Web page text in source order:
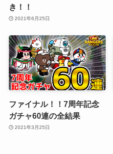
き！！
2021年6月25日
ファイナル！！7周年記念
ガチャ60連の全結果
2021年3月25日